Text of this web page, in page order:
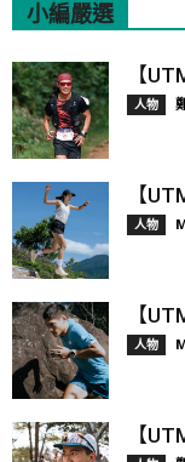
小編嚴選
【
人物
【
人物
【
人物
【